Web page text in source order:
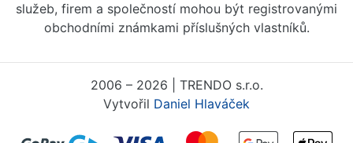
služeb, firem a společností mohou být registrovanými
obchodními známkami příslušných vlastníků.
2006 – 2026 | TRENDO s.r.o.
Vytvořil Daniel Hlaváček